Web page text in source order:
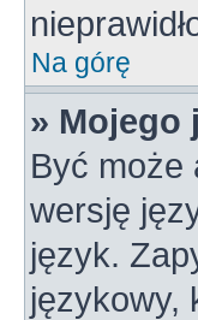
Na górę
» Mojego
Być może
wersję
język.
językowy,